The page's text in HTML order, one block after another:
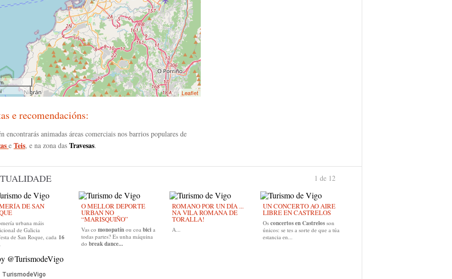
Leaflet
e recomendacións:
encontrarás animadas áreas comerciais nos barrios populares de
e Teis, e na zona das Travesas.
DE SAN
urbana máis
de Galicia
de San Roque, cada 16
O MELLOR DEPORTE
URBAN NO
“MARISQUIÑO”
Vas co monopatín ou coa bici a
todas partes? Es unha máquina
do break dance...
ROMANO POR UN DÍA ...
NA VILA ROMANA DE
TORALLA!
A...
UN CONCERTO AO AIRE
LIBRE EN CASTRELOS
Os concertos en Castrelos son
únicos: se tes a sorte de que a túa
estancia en...
1 de 12
@TurismodeVigo